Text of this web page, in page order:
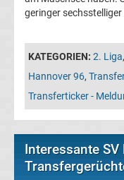
Transfergerüchte
Kiel
Transfergerüchte
Karlsruher
geringer
KATEGORIEN: 2. Liga,
Hannover 96,
Transferticker -
Interessante